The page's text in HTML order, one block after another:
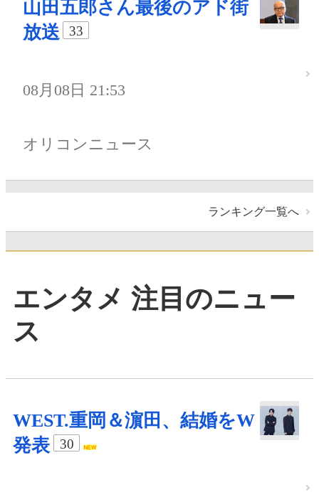
山田五郎さん最後のアド街
放送
33
08月08日 21:53
オリコンニュース
ランキング一覧へ
エンタメ 注目のニュー
ス
WEST.重岡＆濵田、結婚をW
発表
30